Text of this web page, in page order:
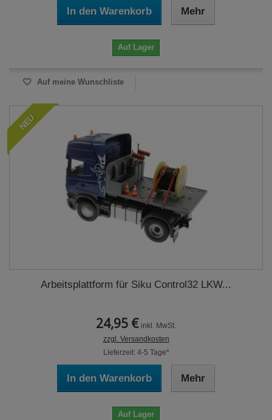
In den Warenkorb Mehr
Auf Lager
Auf meine Wunschliste
NEU
Arbeitsplattform für Siku Control32 LKW...
24,95 € inkl. MwSt.
zzgl. Versandkosten
Lieferzeit: 4-5 Tage*
In den Warenkorb Mehr
Auf Lager